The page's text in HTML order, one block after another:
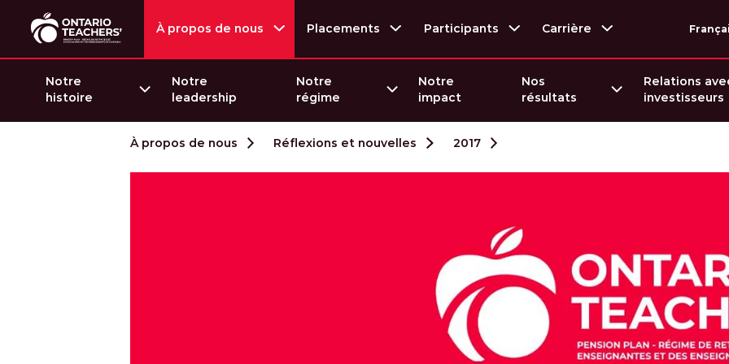
À propos de nous Placements Participants Carrière
Notre
histoire
Notre
leadership
Notre
régime
Notre
impact
Nos
résultats
Relations
investisseurs
À propos de nous Réflexions et nouvelles 2017